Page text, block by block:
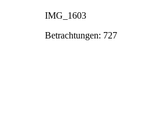
IMG_1603
Betrachtungen: 727